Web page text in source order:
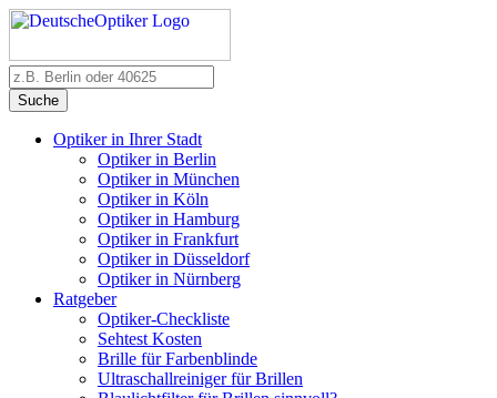
Suche
Optiker in Ihrer Stadt
Optiker in Berlin
Optiker in München
Optiker in Köln
Optiker in Hamburg
Optiker in Frankfurt
Optiker in Düsseldorf
Optiker in Nürnberg
Ratgeber
Optiker-Checkliste
Sehtest Kosten
Brille für Farbenblinde
Ultraschallreiniger für Brillen